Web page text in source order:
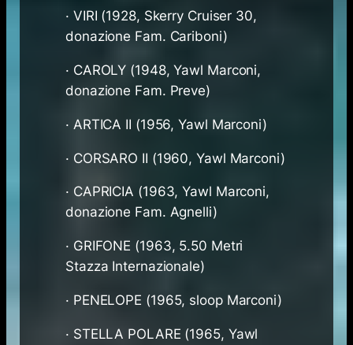
· VIRI (1928, Skerry Cruiser 30,
donazione Fam. Cariboni)
· CAROLY (1948, Yawl Marconi,
donazione Fam. Preve)
· ARTICA II (1956, Yawl Marconi)
· CORSARO II (1960, Yawl Marconi)
· CAPRICIA (1963, Yawl Marconi,
donazione Fam. Agnelli)
· GRIFONE (1963, 5.50 Metri
Stazza Internazionale)
· PENELOPE (1965, sloop Marconi)
· STELLA POLARE (1965, Yawl